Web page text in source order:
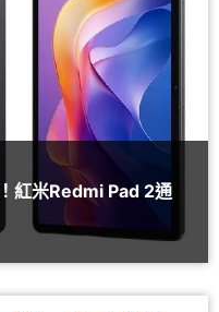
紅米Redmi Pad 2通